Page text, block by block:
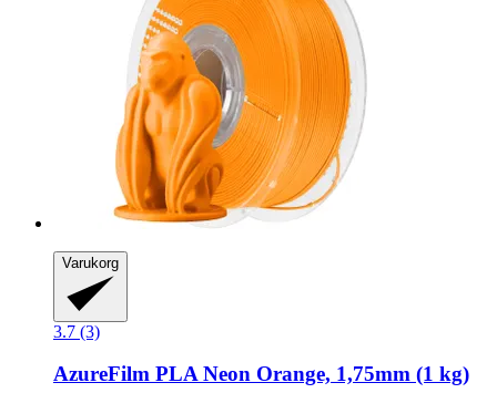
Varukorg
3.7 (3)
AzureFilm PLA Neon Orange, 1,75mm (1 kg)